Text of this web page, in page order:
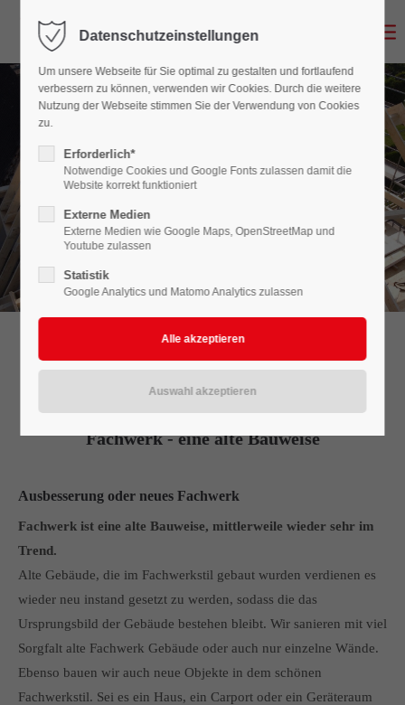
Login
Benutzername
Passwort
Register|Lost your password?
Lorem ipsum dolor sit amet:
24h
We offer support for our customers
Get in touch
Cybersteel Inc.
San Francisco, CA 94102
Ihr Zimmerei-Meisterbetrieb
Thomas Nienkemper
aus Ennigerloh
Fachwerkbau aus dem Kreis
Warendorf
Fachwerk - eine alte Bauweise
Ausbesserung oder neues Fachwerk
Fachwerk ist eine alte Bauweise, mittlerweile wieder sehr im
Trend.
Alte Gebäude, die im Fachwerkstil gebaut wurden verdienen es
wieder neu instand gesetzt zu werden, sodass die das
Ursprungsbild der Gebäude bestehen bleibt. Wir sanieren mit viel
Sorgfalt alte Fachwerk Gebäude oder auch nur einzelne Wände.
Ebenso bauen wir auch neue Objekte in dem schönen
Fachwerkstil. Sei es ein Haus, ein Carport oder ein Geräteraum
Datenschutzeinstellungen
Um unsere Webseite für Sie optimal zu gestalten und fortlaufend
verbessern zu können, verwenden wir Cookies. Durch die weitere
Nutzung der Webseite stimmen Sie der Verwendung von Cookies
zu.
Erforderlich*
Notwendige Cookies und Google Fonts zulassen damit die
Website korrekt funktioniert
Externe Medien
Externe Medien wie Google Maps, OpenStreetMap und
Youtube zulassen
Statistik
Google Analytics und Matomo Analytics zulassen